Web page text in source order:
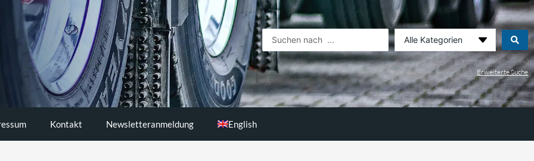
Search
...
Erweiterte Suche
Kontakt Newsletteranmeldung English